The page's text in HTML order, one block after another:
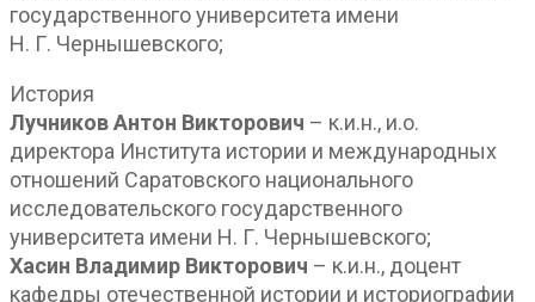
государственного университета имени
Н. Г. Чернышевского;
История
Лучников Антон Викторович – к.и.н., и.о.
директора Института истории и международных
отношений Саратовского национального
исследовательского государственного
университета имени Н. Г. Чернышевского;
Хасин Владимир Викторович – к.и.н., доцент
кафедры отечественной истории и историографии